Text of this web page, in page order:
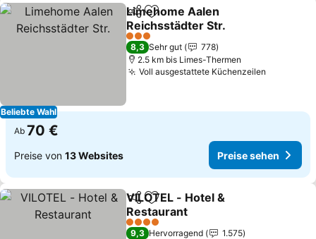
Beliebte Wahl
TeilenZu Favoriten hinzufügen
Limehome Aalen
Reichsstädter Str.
Preise sehen
3 Sterne
8,3 Sehr gut
778
2.5 km bis Limes-Thermen
Voll ausgestattete Küchenzeilen
Ab 70 €
Preise von 13 Websites Preise sehen
TeilenZu Favoriten hinzufügen
VILOTEL - Hotel &
Restaurant
Preise sehen
4 Sterne
9,3 Hervorragend
1.575